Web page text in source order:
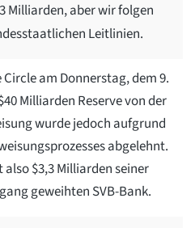
Milliarden, aber wir folgen
Leitlinien.
am Donnerstag, dem 9.
Milliarden Reserve von der
wurde jedoch aufgrund
abgelehnt.
$3,3 Milliarden seiner
geweihten SVB-Bank.